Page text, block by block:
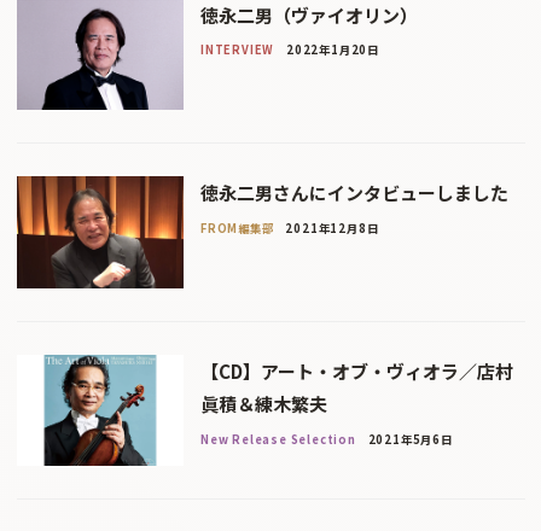
徳永二男（ヴァイオリン）
INTERVIEW 2022年1月20日
徳永二男さんにインタビューしました
FROM編集部 2021年12月8日
【CD】アート・オブ・ヴィオラ／店村
眞積＆練木繁夫
New Release Selection 2021年5月6日